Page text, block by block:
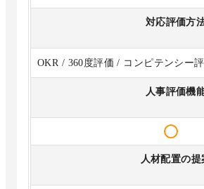
対応評価方
OKR / 360度評価 / コンピテンシー
人事評価機
人材配置の提